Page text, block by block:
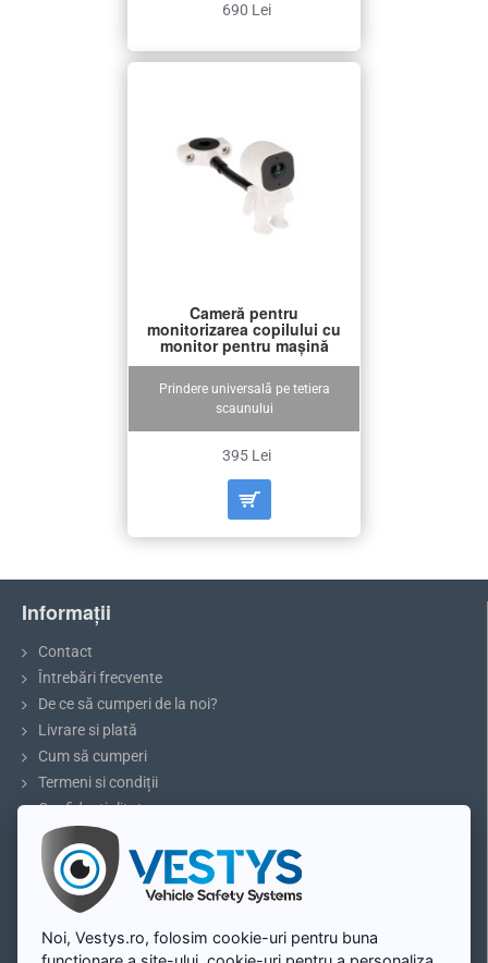
690 Lei
Prindere universală pe tetiera
scaunului
Cameră pentru
monitorizarea copilului cu
monitor pentru mașină
395 Lei
Informații
Contact
Întrebări frecvente
De ce să cumperi de la noi?
Livrare si plată
Cum să cumperi
Termeni si condiții
Confidențialitate
Reclamații și retururi
5 sfaturi pentru parcare sau marșarier
Blog
Contul meu
Noi, Vestys.ro, folosim cookie-uri pentru buna